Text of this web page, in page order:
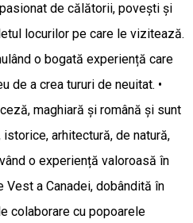
de călătorii, povești și
locurilor pe care le vizitează.
o bogată experiență care
de a crea tururi de neuitat. •
maghiară și română și sunt
arhitectură, de natură,
o experiență valoroasă în
Vest a Canadei, dobândită în
colaborare cu popoarele